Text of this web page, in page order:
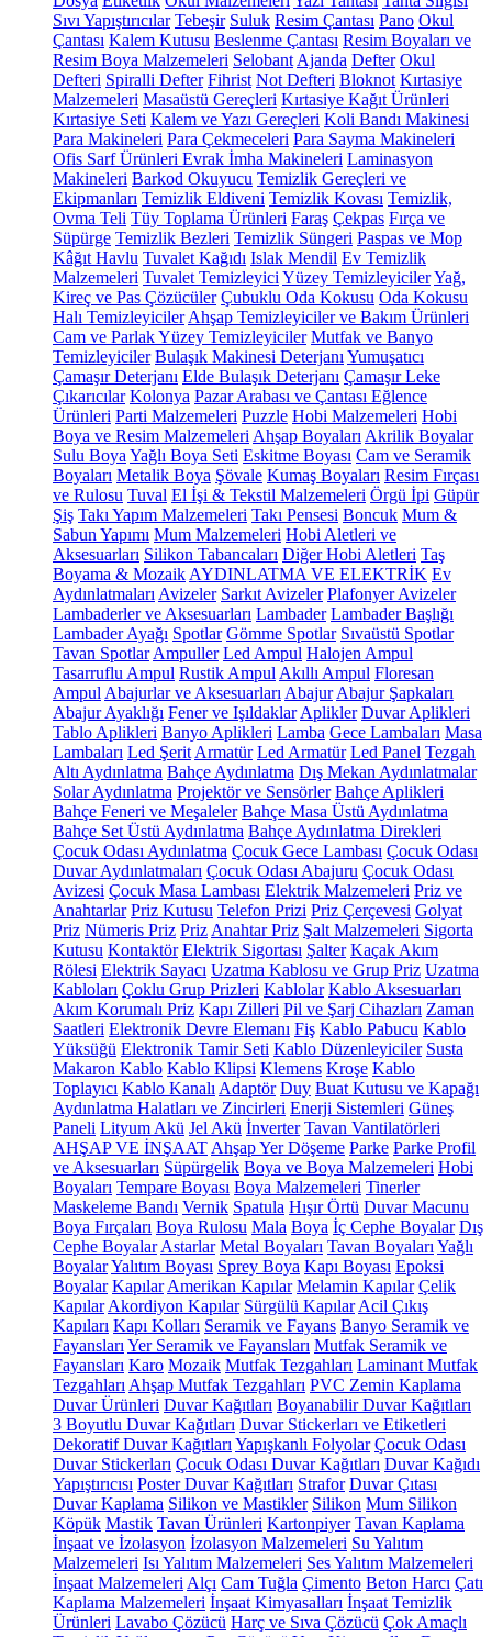
Sıvı Yapıştırıcılar Tebeşir Suluk Resim Çantası Pano Okul
Çantası Kalem Kutusu Beslenme Çantası Resim Boyaları ve
Resim Boya Malzemeleri Selobant Ajanda Defter Okul
Defteri Spiralli Defter Fihrist Not Defteri Bloknot Kırtasiye
Malzemeleri Masaüstü Gereçleri Kırtasiye Kağıt Ürünleri
Kırtasiye Seti Kalem ve Yazı Gereçleri Koli Bandı Makinesi
Para Makineleri Para Çekmeceleri Para Sayma Makineleri
Ofis Sarf Ürünleri Evrak İmha Makineleri Laminasyon
Makineleri Barkod Okuyucu Temizlik Gereçleri ve
Ekipmanları Temizlik Eldiveni Temizlik Kovası Temizlik,
Ovma Teli Tüy Toplama Ürünleri Faraş Çekpas Fırça ve
Süpürge Temizlik Bezleri Temizlik Süngeri Paspas ve Mop
Kâğıt Havlu Tuvalet Kağıdı Islak Mendil Ev Temizlik
Malzemeleri Tuvalet Temizleyici Yüzey TemizleyicilerYağ,
Kireç ve Pas Çözücüler Çubuklu Oda Kokusu Oda Kokusu
Halı Temizleyiciler Ahşap Temizleyiciler ve Bakım Ürünleri
Cam ve Parlak Yüzey Temizleyiciler Mutfak ve Banyo
Temizleyiciler Bulaşık Makinesi Deterjanı Yumuşatıcı
Çamaşır Deterjanı Elde Bulaşık Deterjanı Çamaşır Leke
Çıkarıcılar Kolonya Pazar Arabası ve Çantası Eğlence
Ürünleri Parti Malzemeleri Puzzle Hobi Malzemeleri Hobi
Boya ve Resim Malzemeleri Ahşap Boyaları Akrilik Boyalar
Sulu Boya Yağlı Boya Seti Eskitme Boyası Cam ve Seramik
Boyaları Metalik Boya Şövale Kumaş Boyaları Resim Fırçası
ve Rulosu Tuval El İşi & Tekstil Malzemeleri Örgü İpi Güpür
Şiş Takı Yapım Malzemeleri Takı Pensesi Boncuk Mum &
Sabun Yapımı Mum Malzemeleri Hobi Aletleri ve
Aksesuarları Silikon Tabancaları Diğer Hobi Aletleri Taş
Boyama & Mozaik AYDINLATMA VE ELEKTRİK Ev
Aydınlatmaları Avizeler Sarkıt Avizeler Plafonyer Avizeler
Lambaderler ve Aksesuarları Lambader Lambader Başlığı
Lambader Ayağı Spotlar Gömme Spotlar Sıvaüstü Spotlar
Tavan Spotlar Ampuller Led Ampul Halojen Ampul
Tasarruflu Ampul Rustik Ampul Akıllı Ampul Floresan
Ampul Abajurlar ve Aksesuarları Abajur Abajur Şapkaları
Abajur Ayaklığı Fener ve Işıldaklar Aplikler Duvar Aplikleri
Tablo Aplikleri Banyo Aplikleri Lamba Gece Lambaları Masa
Lambaları Led Şerit Armatür Led Armatür Led Panel Tezgah
Altı Aydınlatma Bahçe Aydınlatma Dış Mekan Aydınlatmalar
Solar Aydınlatma Projektör ve Sensörler Bahçe Aplikleri
Bahçe Feneri ve Meşaleler Bahçe Masa Üstü Aydınlatma
Bahçe Set Üstü Aydınlatma Bahçe Aydınlatma Direkleri
Çocuk Odası Aydınlatma Çocuk Gece Lambası Çocuk Odası
Duvar Aydınlatmaları Çocuk Odası Abajuru Çocuk Odası
Avizesi Çocuk Masa Lambası Elektrik Malzemeleri Priz ve
Anahtarlar Priz Kutusu Telefon Prizi Priz Çerçevesi Golyat
Priz Nümeris Priz Priz Anahtar Priz Şalt Malzemeleri Sigorta
Kutusu Kontaktör Elektrik Sigortası Şalter Kaçak Akım
Rölesi Elektrik Sayacı Uzatma Kablosu ve Grup Priz Uzatma
Kabloları Çoklu Grup Prizleri Kablolar Kablo Aksesuarları
Akım Korumalı Priz Kapı Zilleri Pil ve Şarj Cihazları Zaman
Saatleri Elektronik Devre Elemanı Fiş Kablo Pabucu Kablo
Yüksüğü Elektronik Tamir Seti Kablo Düzenleyiciler Susta
Makaron Kablo Kablo Klipsi Klemens Kroşe Kablo
Toplayıcı Kablo Kanalı Adaptör Duy Buat Kutusu ve Kapağı
Aydınlatma Halatları ve Zincirleri Enerji Sistemleri Güneş
Paneli Lityum Akü Jel Akü İnverter Tavan Vantilatörleri
AHŞAP VE İNŞAAT Ahşap Yer Döşeme Parke Parke Profil
ve Aksesuarları Süpürgelik Boya ve Boya Malzemeleri Hobi
Boyaları Tempare Boyası Boya Malzemeleri Tinerler
Maskeleme Bandı Vernik Spatula Hışır Örtü Duvar Macunu
Boya Fırçaları Boya Rulosu Mala Boya İç Cephe Boyalar Dış
Cephe Boyalar Astarlar Metal Boyaları Tavan Boyaları Yağlı
BoyalarYalıtım Boyası Sprey Boya Kapı Boyası Epoksi
Boyalar Kapılar Amerikan Kapılar Melamin Kapılar Çelik
Kapılar Akordiyon Kapılar Sürgülü Kapılar Acil Çıkış
Kapıları Kapı Kolları Seramik ve Fayans Banyo Seramik ve
Fayansları Yer Seramik ve Fayansları Mutfak Seramik ve
Fayansları Karo Mozaik Mutfak Tezgahları Laminant Mutfak
Tezgahları Ahşap Mutfak Tezgahları PVC Zemin Kaplama
Duvar Ürünleri Duvar Kağıtları Boyanabilir Duvar Kağıtları
3 Boyutlu Duvar Kağıtları Duvar Stickerları ve Etiketleri
Dekoratif Duvar Kağıtları Yapışkanlı Folyolar Çocuk Odası
Duvar Stickerları Çocuk Odası Duvar Kağıtları Duvar Kağıdı
Yapıştırıcısı Poster Duvar Kağıtları Strafor Duvar Çıtası
Duvar Kaplama Silikon ve Mastikler Silikon Mum Silikon
Köpük Mastik Tavan Ürünleri Kartonpiyer Tavan Kaplama
İnşaat ve İzolasyon İzolasyon Malzemeleri Su Yalıtım
Malzemeleri Isı Yalıtım Malzemeleri Ses Yalıtım Malzemeleri
İnşaat Malzemeleri Alçı Cam Tuğla Çimento Beton Harcı Çatı
Kaplama Malzemeleri İnşaat Kimyasalları İnşaat Temizlik
Ürünleri Lavabo Çözücü Harç ve Sıva Çözücü Çok Amaçlı